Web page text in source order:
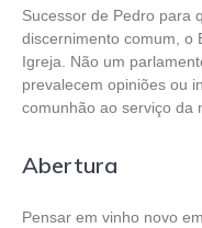
Sucessor de Pedro para
discernimento comum, o
Igreja. Não um
prevalecem opiniões ou
comunhão ao serviço da
Abertura
Pensar em vinho novo